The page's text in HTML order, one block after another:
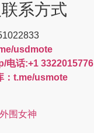
系方式
usdmote
电话:+1 3322015776
：t.me/usmote
围女神